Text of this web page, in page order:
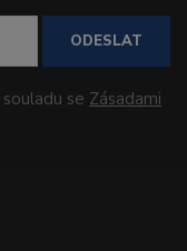
ODESLAT
se Zásadami